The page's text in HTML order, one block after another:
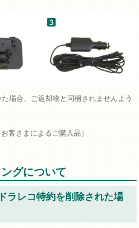
場合、ご返却物と同梱されませんよう
客さまによるご購入品）
グについて
ラレコ特約を削除された場